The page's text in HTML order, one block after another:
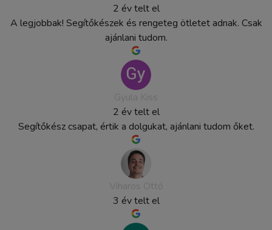
2 év telt el
A legjobbak! Segítőkészek és rengeteg ötletet adnak. Csak
ajánlani tudom.
2 év telt el
Segítőkész csapat, értik a dolgukat, ajánlani tudom őket.
3 év telt el